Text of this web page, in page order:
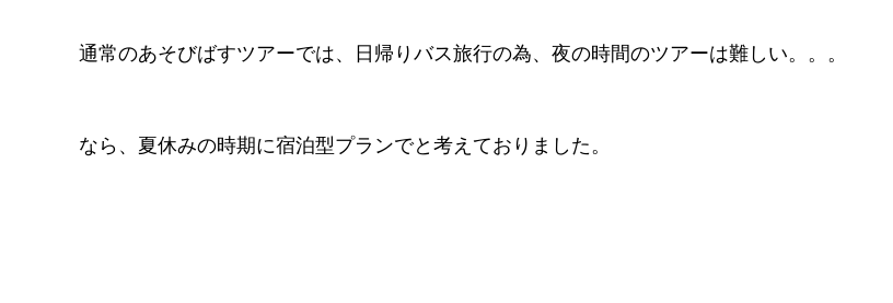
通常のあそびばすツアーでは、日帰りバス旅行の為、夜の時間のツアーは難しい。。。
なら、夏休みの時期に宿泊型プランでと考えておりました。